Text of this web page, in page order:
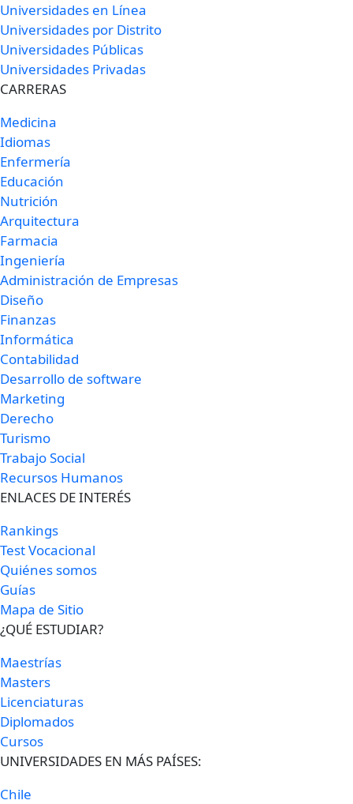
Universidades en Línea
Universidades por Distrito
Universidades Públicas
Universidades Privadas
CARRERAS
Medicina
Idiomas
Enfermería
Educación
Nutrición
Arquitectura
Farmacia
Ingeniería
Administración de Empresas
Diseño
Finanzas
Informática
Contabilidad
Desarrollo de software
Marketing
Derecho
Turismo
Trabajo Social
Recursos Humanos
ENLACES DE INTERÉS
Rankings
Test Vocacional
Quiénes somos
Guías
Mapa de Sitio
¿QUÉ ESTUDIAR?
Maestrías
Masters
Licenciaturas
Diplomados
Cursos
UNIVERSIDADES EN MÁS PAÍSES:
Chile